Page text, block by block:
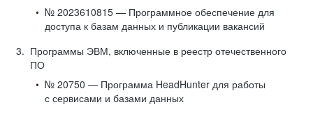
№ 2023610815 — Программное обеспечение для
доступа к базам данных и публикации вакансий
Программы ЭВМ, включенные в реестр отечественного
ПО
№ 20750 — Программа HeadHunter для работы
с сервисами и базами данных